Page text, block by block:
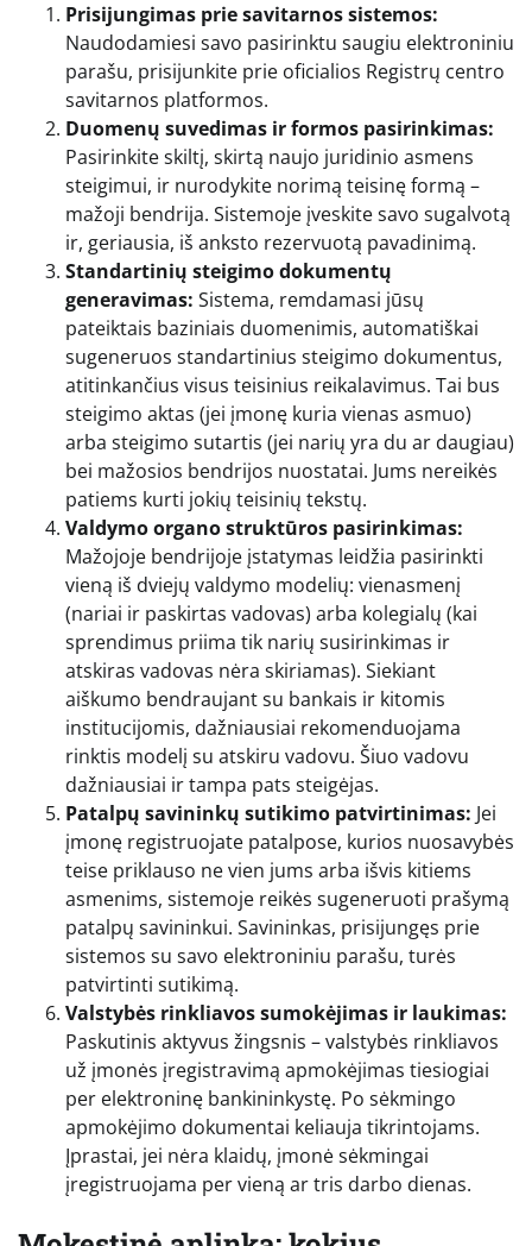
Prisijungimas prie savitarnos sistemos:
Naudodamiesi savo pasirinktu saugiu elektroniniu
parašu, prisijunkite prie oficialios Registrų centro
savitarnos platformos.
Duomenų suvedimas ir formos pasirinkimas:
Pasirinkite skiltį, skirtą naujo juridinio asmens
steigimui, ir nurodykite norimą teisinę formą –
mažoji bendrija. Sistemoje įveskite savo sugalvotą
ir, geriausia, iš anksto rezervuotą pavadinimą.
Standartinių steigimo dokumentų
generavimas: Sistema, remdamasi jūsų
pateiktais baziniais duomenimis, automatiškai
sugeneruos standartinius steigimo dokumentus,
atitinkančius visus teisinius reikalavimus. Tai bus
steigimo aktas (jei įmonę kuria vienas asmuo)
arba steigimo sutartis (jei narių yra du ar daugiau)
bei mažosios bendrijos nuostatai. Jums nereikės
patiems kurti jokių teisinių tekstų.
Valdymo organo struktūros pasirinkimas:
Mažojoje bendrijoje įstatymas leidžia pasirinkti
vieną iš dviejų valdymo modelių: vienasmenį
(nariai ir paskirtas vadovas) arba kolegialų (kai
sprendimus priima tik narių susirinkimas ir
atskiras vadovas nėra skiriamas). Siekiant
aiškumo bendraujant su bankais ir kitomis
institucijomis, dažniausiai rekomenduojama
rinktis modelį su atskiru vadovu. Šiuo vadovu
dažniausiai ir tampa pats steigėjas.
Patalpų savininkų sutikimo patvirtinimas: Jei
įmonę registruojate patalpose, kurios nuosavybės
teise priklauso ne vien jums arba išvis kitiems
asmenims, sistemoje reikės sugeneruoti prašymą
patalpų savininkui. Savininkas, prisijungęs prie
sistemos su savo elektroniniu parašu, turės
patvirtinti sutikimą.
Valstybės rinkliavos sumokėjimas ir laukimas:
Paskutinis aktyvus žingsnis – valstybės rinkliavos
už įmonės įregistravimą apmokėjimas tiesiogiai
per elektroninę bankininkystę. Po sėkmingo
apmokėjimo dokumentai keliauja tikrintojams.
Įprastai, jei nėra klaidų, įmonė sėkmingai
įregistruojama per vieną ar tris darbo dienas.